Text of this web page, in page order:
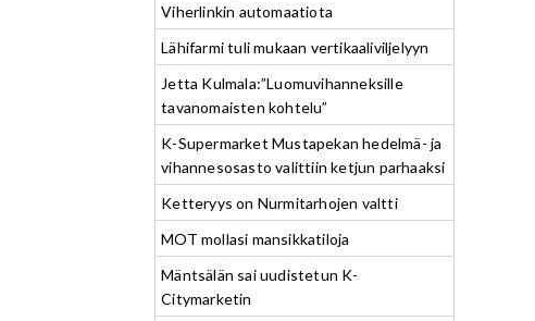
Viherlinkin automaatiota
Lähifarmi tuli mukaan vertikaaliviljelyyn
Jetta Kulmala:”Luomuvihanneksille
tavanomaisten kohtelu”
K-Supermarket Mustapekan hedelmä- ja
vihannesosasto valittiin ketjun parhaaksi
Ketteryys on Nurmitarhojen valtti
MOT mollasi mansikkatiloja
Mäntsälän sai uudistetun K-
Citymarketin